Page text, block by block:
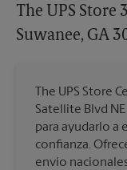
The UPS Store
Suwanee, GA
The UPS Store
Satellite Blvd
para ayudarlo a
confianza.
envío